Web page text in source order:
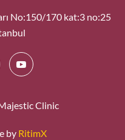
No:150/170 kat:3 no:25
Clinic
by RitimX